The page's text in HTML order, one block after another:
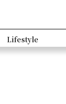
Lifestyle